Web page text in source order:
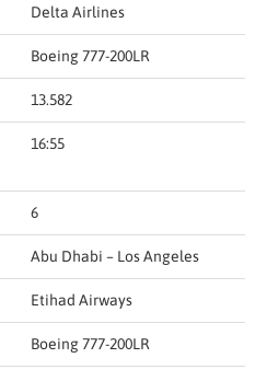
Delta Airlines
Boeing 777-200LR
13.582
16:55
6
Abu Dhabi – Los Angeles
Etihad Airways
Boeing 777-200LR